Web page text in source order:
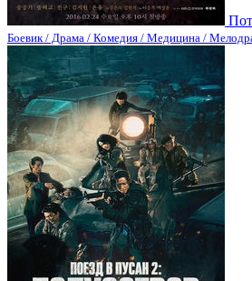
Боевик / Драма / Комедия / Медицина /